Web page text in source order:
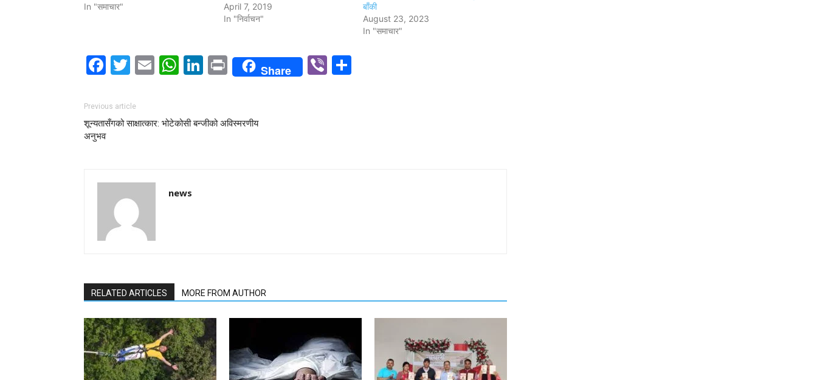
In "समाचार"
April 7, 2019
In "निर्वाचन"
बाँकी
August 23, 2023
In "समाचार"
Facebook
Twitter
EmailWhatsApp
LinkedIn
PrintShare Viber
Previous article
शून्यतासँगको साक्षात्कार: भोटेकोसी बन्जीको अविस्मरणीय
अनुभव
news
RELATED ARTICLES MORE FROM AUTHOR